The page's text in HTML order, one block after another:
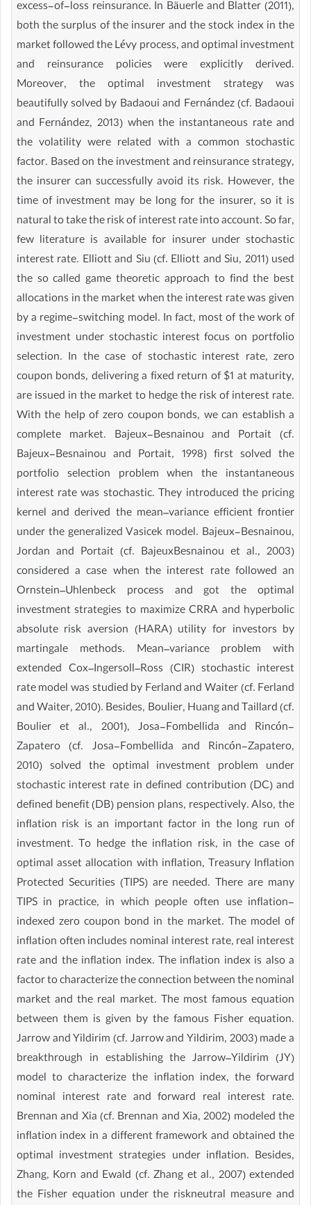
excess-of-loss reinsurance. In Bäuerle and Blatter (2011),
both the surplus of the insurer and the stock index in the
market followed the Lévy process, and optimal investment
and reinsurance policies were explicitly derived.
Moreover, the optimal investment strategy was
beautifully solved by Badaoui and Fernández (cf. Badaoui
and Fernández, 2013) when the instantaneous rate and
the volatility were related with a common stochastic
factor. Based on the investment and reinsurance strategy,
the insurer can successfully avoid its risk. However, the
time of investment may be long for the insurer, so it is
natural to take the risk of interest rate into account. So far,
few literature is available for insurer under stochastic
interest rate. Elliott and Siu (cf. Elliott and Siu, 2011) used
the so called game theoretic approach to find the best
allocations in the market when the interest rate was given
by a regime-switching model. In fact, most of the work of
investment under stochastic interest focus on portfolio
selection. In the case of stochastic interest rate, zero
coupon bonds, delivering a fixed return of $1 at maturity,
are issued in the market to hedge the risk of interest rate.
With the help of zero coupon bonds, we can establish a
complete market. Bajeux-Besnainou and Portait (cf.
Bajeux-Besnainou and Portait, 1998) first solved the
portfolio selection problem when the instantaneous
interest rate was stochastic. They introduced the pricing
kernel and derived the mean–variance efficient frontier
under the generalized Vasicek model. Bajeux-Besnainou,
Jordan and Portait (cf. BajeuxBesnainou et al., 2003)
considered a case when the interest rate followed an
Ornstein–Uhlenbeck process and got the optimal
investment strategies to maximize CRRA and hyperbolic
absolute risk aversion (HARA) utility for investors by
martingale methods. Mean–variance problem with
extended Cox–Ingersoll–Ross (CIR) stochastic interest
rate model was studied by Ferland and Waiter (cf. Ferland
and Waiter, 2010). Besides, Boulier, Huang and Taillard (cf.
Boulier et al., 2001), Josa-Fombellida and Rincón-
Zapatero (cf. Josa-Fombellida and Rincón-Zapatero,
2010) solved the optimal investment problem under
stochastic interest rate in defined contribution (DC) and
defined benefit (DB) pension plans, respectively. Also, the
inflation risk is an important factor in the long run of
investment. To hedge the inflation risk, in the case of
optimal asset allocation with inflation, Treasury Inflation
Protected Securities (TIPS) are needed. There are many
TIPS in practice, in which people often use inflation-
indexed zero coupon bond in the market. The model of
inflation often includes nominal interest rate, real interest
rate and the inflation index. The inflation index is also a
factor to characterize the connection between the nominal
market and the real market. The most famous equation
between them is given by the famous Fisher equation.
Jarrow and Yildirim (cf. Jarrow and Yildirim, 2003) made a
breakthrough in establishing the Jarrow–Yildirim (JY)
model to characterize the inflation index, the forward
nominal interest rate and forward real interest rate.
Brennan and Xia (cf. Brennan and Xia, 2002) modeled the
inflation index in a different framework and obtained the
optimal investment strategies under inflation. Besides,
Zhang, Korn and Ewald (cf. Zhang et al., 2007) extended
the Fisher equation under the riskneutral measure and